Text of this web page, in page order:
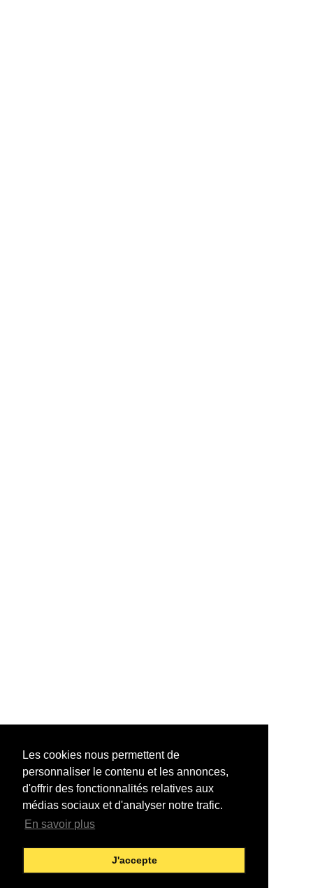
Les cookies nous permettent de
personnaliser le contenu et les annonces,
d'offrir des fonctionnalités relatives aux
médias sociaux et d'analyser notre trafic.
En savoir plus
J'accepte